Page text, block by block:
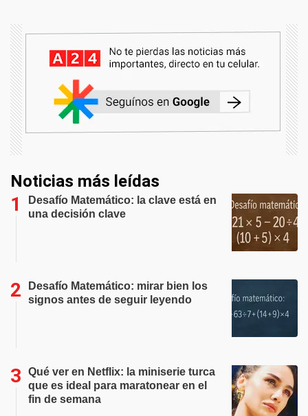
Noticias más leídas
Desafío Matemático: la clave está en
una decisión clave
Desafío Matemático: mirar bien los
signos antes de seguir leyendo
Qué ver en Netflix: la miniserie turca
que es ideal para maratonear en el
fin de semana